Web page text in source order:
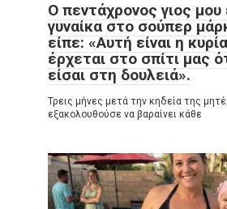
Ο πεντάχρονος γιος μου
γυναίκα στο σούπερ
είπε: «Αυτή είναι η
έρχεται στο σπίτι μας
είσαι στη δουλειά».
Τρεις μήνες μετά την κηδεία της
εξακολουθούσε να βαραίνει κάθε